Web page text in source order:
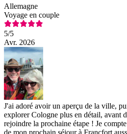
Allemagne
Voyage en couple
5/5
Avr. 2026
J'ai adoré avoir un aperçu de la ville,
explorer Cologne plus en détail, avant
rejoindre la prochaine étape ! Je
de mon prochain séjour à Francfort